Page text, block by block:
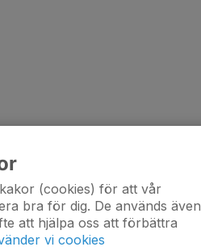
(cookies) för att vår
bra för dig. De används även
att hjälpa oss att förbättra
vi cookies